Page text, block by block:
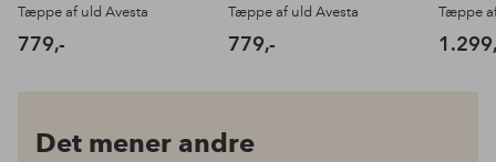
Tæppe af uld Avesta
779,-
Tæppe af uld Avesta
779,-
Tæppe
Det mener andre